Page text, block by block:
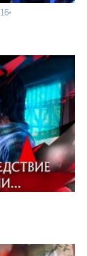
16+